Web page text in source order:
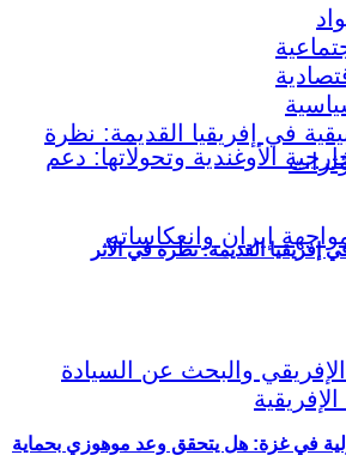
في غزة: هل يتحقق وعد موهوزي بحماية
إفريقيا القديمة: نظرة في الأثر